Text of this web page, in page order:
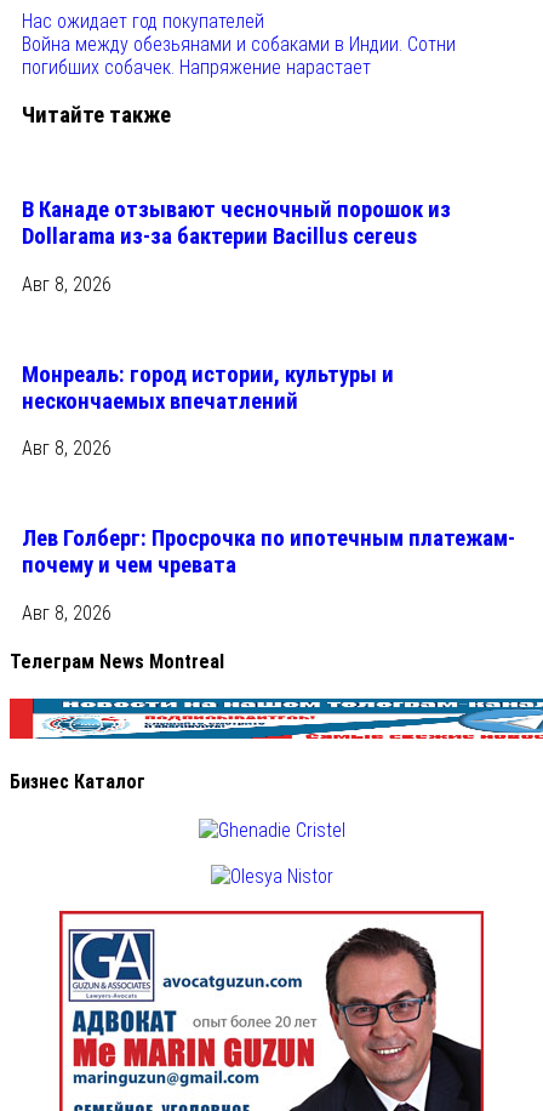
Нас ожидает год покупателей
Война между обезьянами и собаками в Индии. Сотни
погибших собачек. Напряжение нарастает
Читайте также
В Канаде отзывают чесночный порошок из
Dollarama из-за бактерии Bacillus cereus
Авг 8, 2026
Монреаль: город истории, культуры и
нескончаемых впечатлений
Авг 8, 2026
Лев Голберг: Просрочка по ипотечным платежам-
почему и чем чревата
Авг 8, 2026
Телеграм News Montreal
Бизнес Каталог